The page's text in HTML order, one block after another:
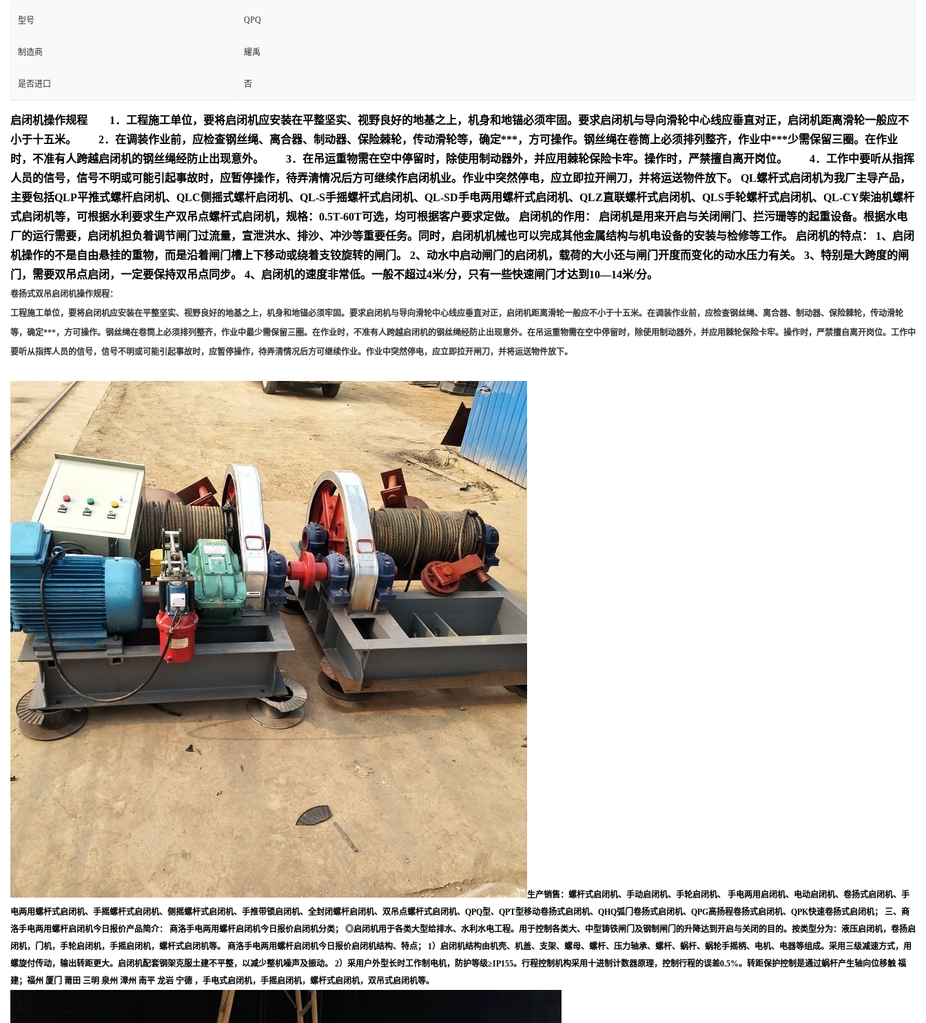
型号 QPQ
制造商 耀禹
是否进口 否
启闭机操作规程 1．工程施工单位，要将启闭机应安装在平整坚实、视野良好的地基之上，机身和地锚必须牢固。要求启闭机与导向滑轮中心线应垂直对正，启闭机距离滑轮一般应不
小于十五米。 2．在调装作业前，应检查钢丝绳、离合器、制动器、保险棘轮，传动滑轮等，确定***，方可操作。钢丝绳在卷筒上必须排列整齐，作业中***少需保留三圈。在作业
时，不准有人跨越启闭机的钢丝绳经防止出现意外。 3．在吊运重物需在空中停留时，除使用制动器外，并应用棘轮保险卡牢。操作时，严禁擅自离开岗位。 4．工作中要听从指挥
人员的信号，信号不明或可能引起事故时，应暂停操作，待弄清情况后方可继续作启闭机业。作业中突然停电，应立即拉开闸刀，并将运送物件放下。 QL螺杆式启闭机为我厂主导产品，
主要包括QLP平推式螺杆启闭机、QLC侧摇式螺杆启闭机、QL-S手摇螺杆式启闭机、QL-SD手电两用螺杆式启闭机、QLZ直联螺杆式启闭机、QLS手轮螺杆式启闭机、QL-CY柴油机螺杆
式启闭机等，可根据水利要求生产双吊点螺杆式启闭机，规格：0.5T-60T可选，均可根据客户要求定做。 启闭机的作用： 启闭机是用来开启与关闭闸门、拦污珊等的起重设备。根据水电
厂的运行需要，启闭机担负着调节闸门过流量，宣泄洪水、排沙、冲沙等重要任务。同时，启闭机机械也可以完成其他金属结构与机电设备的安装与检修等工作。 启闭机的特点： 1、启闭
机操作的不是自由悬挂的重物，而是沿着闸门槽上下移动或绕着支铰旋转的闸门。 2、动水中启动闸门的启闭机，载荷的大小还与闸门开度而变化的动水压力有关。 3、特别是大跨度的闸
门，需要双吊点启闭，一定要保持双吊点同步。 4、启闭机的速度非常低。一般不超过4米/分，只有一些快速闸门才达到10—14米/分。
卷扬式双吊启闭机操作规程：
工程施工单位，要将启闭机应安装在平整坚实、视野良好的地基之上，机身和地锚必须牢固。要求启闭机与导向滑轮中心线应垂直对正，启闭机距离滑轮一般应不小于十五米。在调装作业前，应检查钢丝绳、离合器、制动器、保险棘轮，传动滑轮
等，确定***，方可操作。钢丝绳在卷筒上必须排列整齐，作业中最少需保留三圈。在作业时，不准有人跨越启闭机的钢丝绳经防止出现意外。在吊运重物需在空中停留时，除使用制动器外，并应用棘轮保险卡牢。操作时，严禁擅自离开岗位。工作中
要听从指挥人员的信号，信号不明或可能引起事故时，应暂停操作，待弄清情况后方可继续作业。作业中突然停电，应立即拉开闸刀，并将运送物件放下。
生产销售：螺杆式启闭机、手动启闭机、手轮启闭机、 手电两用启闭机、电动启闭机、卷扬式启闭机、手
电两用螺杆式启闭机、手摇螺杆式启闭机、侧摇螺杆式启闭机、手推带锁启闭机、全封闭螺杆启闭机、双吊点螺杆式启闭机、QPQ型、QPT型移动卷扬式启闭机、QHQ弧门卷扬式启闭机、QPG高扬程卷扬式启闭机、QPK快速卷扬式启闭机； 三、商
洛手电两用螺杆启闭机今日报价产品简介： 商洛手电两用螺杆启闭机今日报价启闭机分类； ◎启闭机用于各类大型给排水、水利水电工程。用于控制各类大、中型铸铁闸门及钢制闸门的升降达到开启与关闭的目的。按类型分为：液压启闭机，卷扬启
闭机，门机，手轮启闭机，手摇启闭机，螺杆式启闭机等。 商洛手电两用螺杆启闭机今日报价启闭机结构、特点； 1）启闭机结构由机壳、机盖、支架、螺母、螺杆、压力轴承、螺杆、蜗杆、蜗轮手摇柄、电机、电器等组成。采用三级减速方式，用
螺旋付传动，输出转距更大。启闭机配套钢架克服土建不平整，以减少整机噪声及振动。 2）采用户外型长时工作制电机，防护等级≥IP155。行程控制机构采用十进制计数器原理，控制行程的误差0.5%。转距保护控制是通过蜗杆产生轴向位移触 福
建；福州 厦门 莆田 三明 泉州 漳州 南平 龙岩 宁德 ，手电式启闭机，手摇启闭机，螺杆式启闭机，双吊式启闭机等。